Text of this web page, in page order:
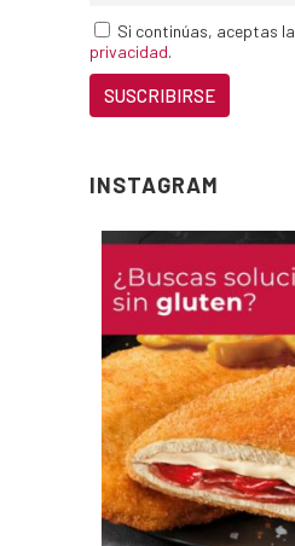
Si continúas, aceptas la
privacidad.
INSTAGRAM